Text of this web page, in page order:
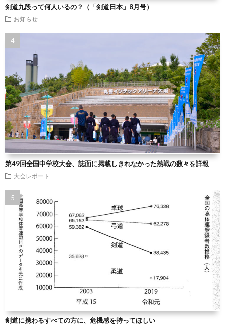
剣道九段って何人いるの？（「剣道日本」8月号）
お知らせ
第49回全国中学校大会、誌面に掲載しきれなかった熱戦の数々を詳報
大会レポート
剣道に携わるすべての方に、危機感を持ってほしい